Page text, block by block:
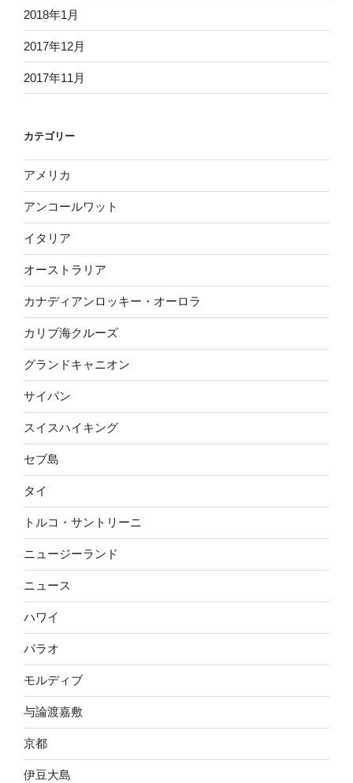
2018年1月
2017年12月
2017年11月
カテゴリー
アメリカ
アンコールワット
イタリア
オーストラリア
カナディアンロッキー・オーロラ
カリブ海クルーズ
グランドキャニオン
サイパン
スイスハイキング
セブ島
タイ
トルコ・サントリーニ
ニュージーランド
ニュース
ハワイ
パラオ
モルディブ
与論渡嘉敷
京都
伊豆大島